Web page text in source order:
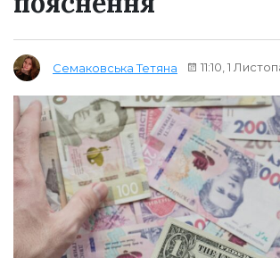
Семаковська Тетяна 11:10, 1